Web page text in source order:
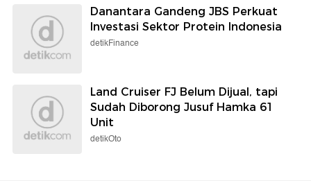
Danantara Gandeng JBS Perkuat
Investasi Sektor Protein Indonesia
detikFinance
Land Cruiser FJ Belum Dijual, tapi
Sudah Diborong Jusuf Hamka 61
Unit
detikOto